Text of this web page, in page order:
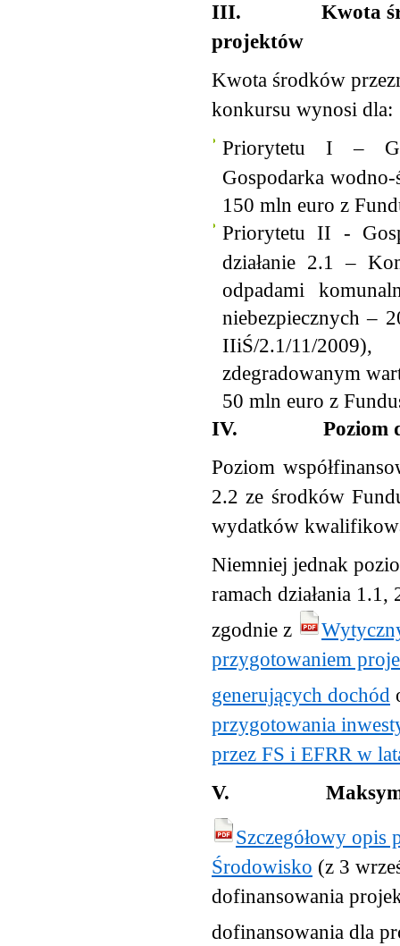
III. Kwota
projektów
Kwota środków
konkursu wynosi dla:
Priorytetu I –
Gospodarka
150 mln euro z
Priorytetu II -
działanie 2.1 –
odpadami
niebezpiecznych –
IIiŚ/2.1/11/
zdegradowanym
50 mln euro z
IV. Poziom
Poziom
2.2 ze środków
wydatków
Niemniej jednak
ramach działania
zgodnie z
przygotowaniem
generujących dochód
przygotowania
przez FS i EFRR w
V.
Szczegółowy
Środowisko (z 3
dofinansowania
dofinansowania dla